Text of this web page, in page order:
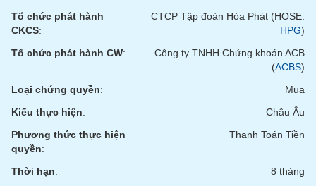
Tổ chức phát hành
CKCS:
CTCP Tập đoàn Hòa Phát (HOSE:
HPG)
Tổ chức phát hành CW:
Công ty TNHH Chứng khoán ACB
(ACBS)
Loại chứng quyền:
Mua
Kiểu thực hiện:
Châu Âu
Phương thức thực hiện
quyền:
Thanh Toán Tiền
Thời hạn:
8 tháng
cụ
tư